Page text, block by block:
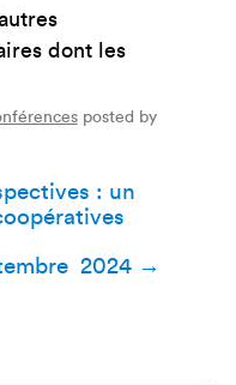
dont les
posted by
: un
2024 →